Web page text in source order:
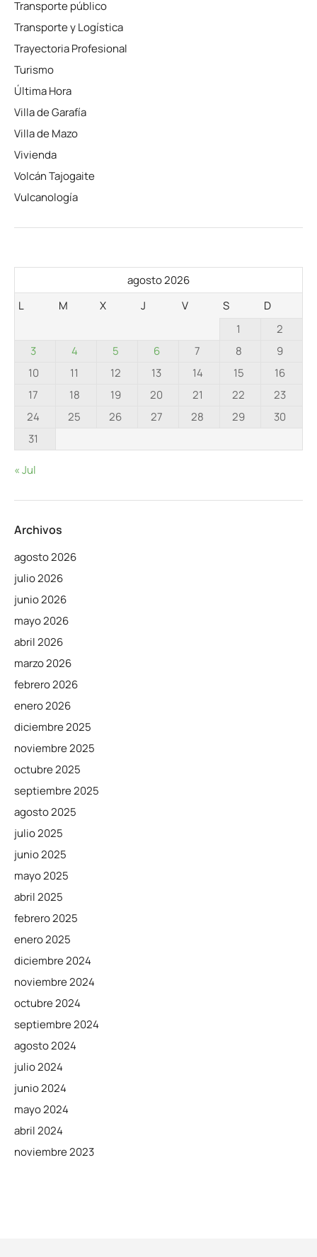
Transporte público
Transporte y Logística
Trayectoria Profesional
Turismo
Última Hora
Villa de Garafía
Villa de Mazo
Vivienda
Volcán Tajogaite
Vulcanología
agosto 2026
L
M X J V S
D
1
2
3
4 5 6 7 8
9
10
11 12 13 14 15
16
17
18 19 20 21 22
23
24
25 26 27 28 29
30
31
« Jul
Archivos
agosto 2026
julio 2026
junio 2026
mayo 2026
abril 2026
marzo 2026
febrero 2026
enero 2026
diciembre 2025
noviembre 2025
octubre 2025
septiembre 2025
agosto 2025
julio 2025
junio 2025
mayo 2025
abril 2025
febrero 2025
enero 2025
diciembre 2024
noviembre 2024
octubre 2024
septiembre 2024
agosto 2024
julio 2024
junio 2024
mayo 2024
abril 2024
noviembre 2023